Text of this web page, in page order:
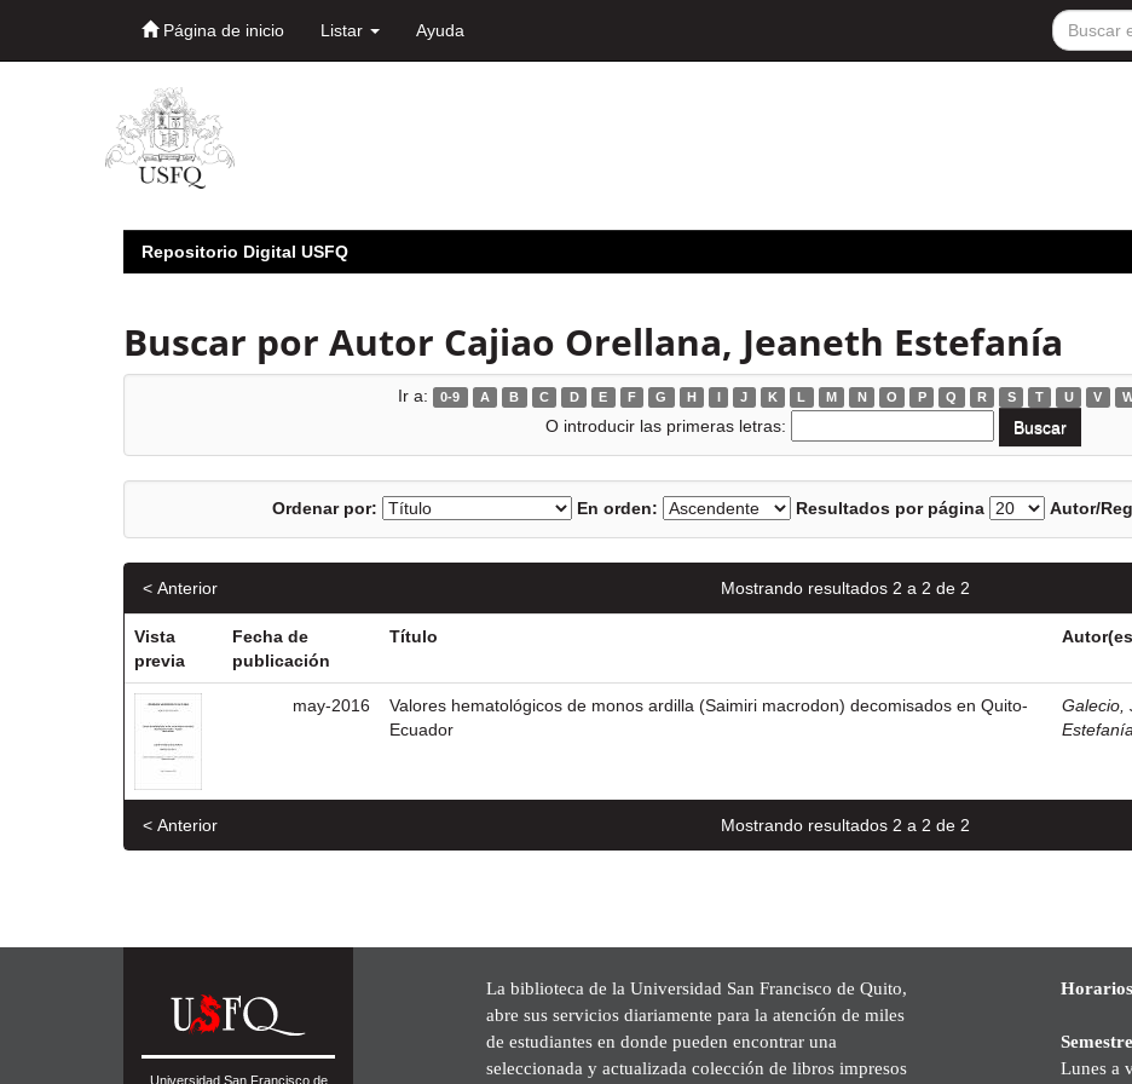
Página de inicio Listar Ayuda
Repositorio Digital USFQ
Buscar por Autor Cajiao Orellana, Jeaneth Estefanía
Ir a: 0-9 A B C D E F G H I J K L M N O P Q R S T U V
O introducir las primeras letras:
Ordenar por: En orden: Resultados por página Autor/
Mostrando resultados 2 a 2 de 2
< Anterior
Vista
previa
Fecha de
publicación
Título
may-2016
Valores hematológicos de monos ardilla (Saimiri macrodon) decomisados en Quito-
Ecuador
Galecio,
Estefanía
Mostrando resultados 2 a 2 de 2
< Anterior
Universidad San Francisco de
La biblioteca de la Universidad San Francisco de Quito,
abre sus servicios diariamente para la atención de miles
de estudiantes en donde pueden encontrar una
seleccionada y actualizada colección de libros impresos
Lunes a